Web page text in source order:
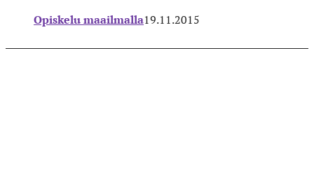
Opiskelu maailmalla19.11.2015